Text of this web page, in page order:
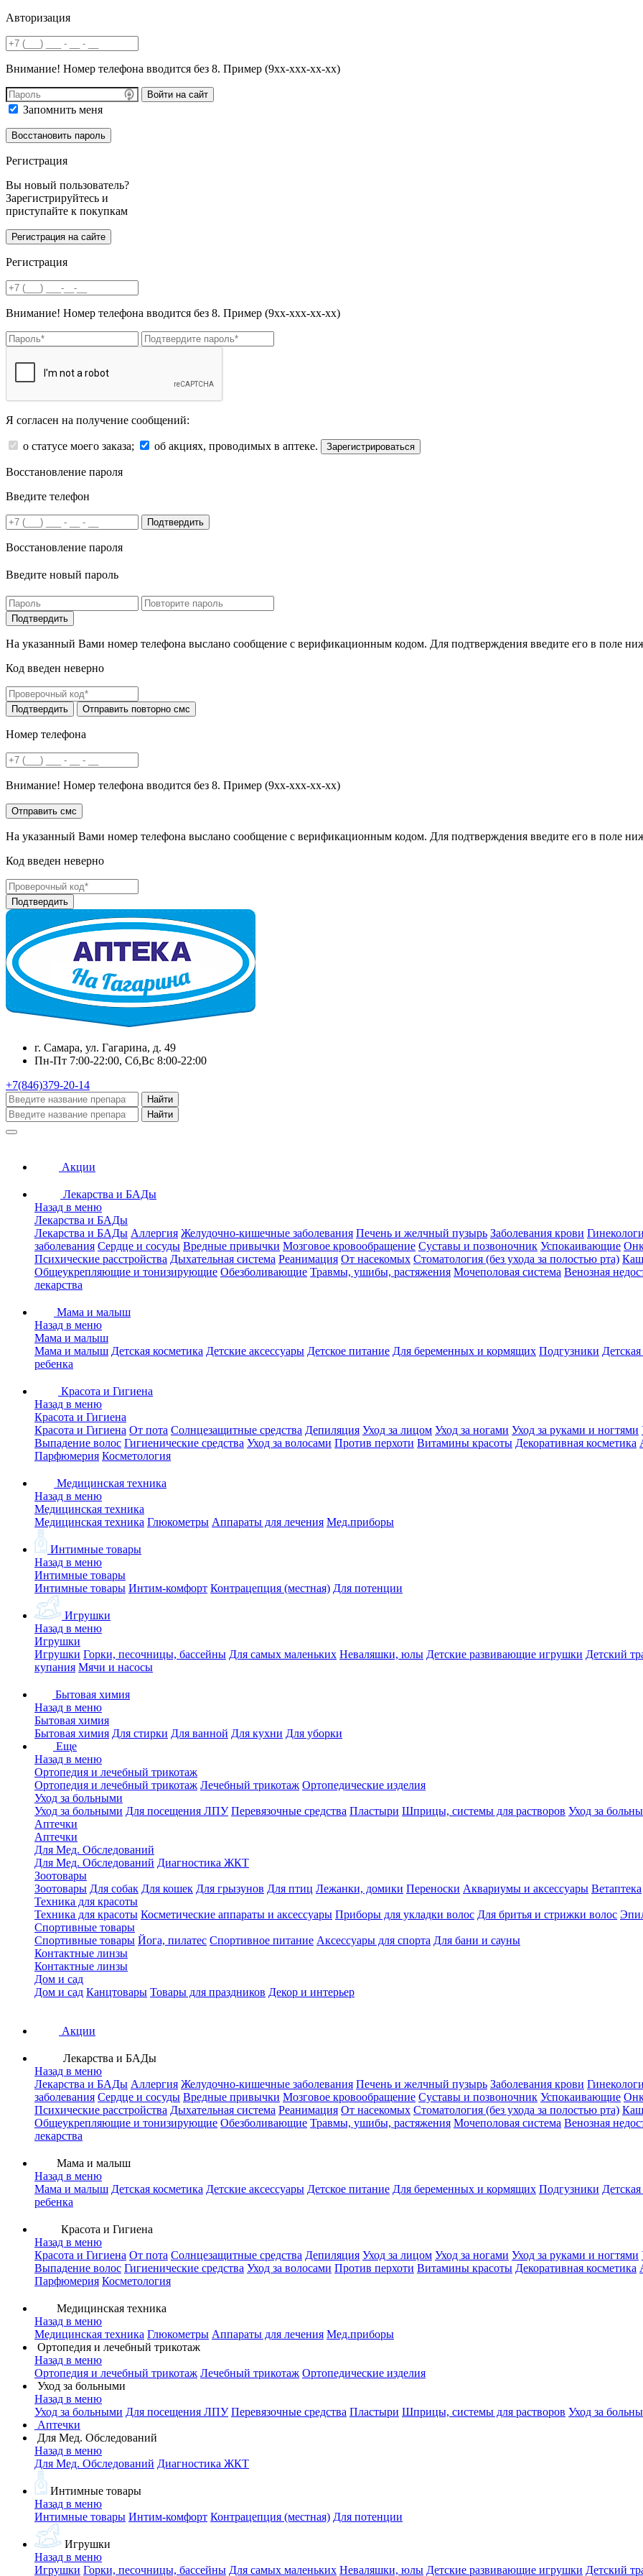
Авторизация
Внимание! Номер телефона вводится без 8. Пример (9хх-ххх-хх-хх)
Войти на сайт
Запомнить меня
Регистрация
Вы новый пользователь?
Зарегистрируйтесь и
приступайте к покупкам
Регистрация
Внимание! Номер телефона вводится без 8. Пример (9хх-ххх-хх-хх)
Я согласен на получение сообщений:
о статусе моего заказа; об акциях, проводимых в аптеке. Зарегистрироваться
Восстановление пароля
Введите телефон
Подтвердить
Восстановление пароля
Введите новый пароль
На указанный Вами номер телефона выслано сообщение с верификационным кодом. Для подтверждения введите его в поле
Код введен неверно
Номер телефона
Внимание! Номер телефона вводится без 8. Пример (9хх-ххх-хх-хх)
На указанный Вами номер телефона выслано сообщение с верификационным кодом. Для подтверждения введите его в поле
Код введен неверно
г. Самара, ул. Гагарина, д. 49
Пн-Пт 7:00-22:00, Сб,Вс 8:00-22:00
+7(846)379-20-14
Найти
Найти
Акции
Лекарства и БАДы
Назад в меню
Лекарства и БАДы
Лекарства и БАДы Аллергия Желудочно-кишечные заболевания Печень и желчный пузырь Заболевания крови
заболевания Сердце и сосуды Вредные привычки Мозговое кровообращение Суставы и позвоночник Успокаивающие
Психические расстройства Дыхательная система Реанимация От насекомых Стоматология (без ухода за полостью рта)
Общеукрепляющие и тонизирующие Обезболивающие Травмы, ушибы, растяжения Мочеполовая система Венозная
лекарства
Мама и малыш
Назад в меню
Мама и малыш
Мама и малыш Детская косметика Детские аксессуары Детское питание Для беременных и кормящих Подгузники
ребенка
Красота и Гигиена
Назад в меню
Красота и Гигиена
Красота и Гигиена От пота Солнцезащитные средства Депиляция Уход за лицом Уход за ногами Уход за руками и ногтями
Выпадение волос Гигиенические средства Уход за волосами Против перхоти Витамины красоты Декоративная косметика
Парфюмерия Косметология
Медицинская техника
Назад в меню
Медицинская техника
Медицинская техника Глюкометры Аппараты для лечения Мед.приборы
Интимные товары
Назад в меню
Интимные товары
Интимные товары Интим-комфорт Контрацепция (местная) Для потенции
Игрушки
Назад в меню
Игрушки
Игрушки Горки, песочницы, бассейны Для самых маленьких Неваляшки, юлы Детские развивающие игрушки Детский
купания Мячи и насосы
Бытовая химия
Назад в меню
Бытовая химия
Бытовая химия Для стирки Для ванной Для кухни Для уборки
Еще
Назад в меню
Ортопедия и лечебный трикотаж
Ортопедия и лечебный трикотаж Лечебный трикотаж Ортопедические изделия
Уход за больными
Уход за больными Для посещения ЛПУ Перевязочные средства Пластыри Шприцы, системы для растворов Уход за
Аптечки
Аптечки
Для Мед. Обследований
Для Мед. Обследований Диагностика ЖКТ
Зоотовары
Зоотовары Для собак Для кошек Для грызунов Для птиц Лежанки, домики Переноски Аквариумы и аксессуары Ветаптека
Техника для красоты
Техника для красоты Косметические аппараты и аксессуары Приборы для укладки волос Для бритья и стрижки волос
Спортивные товары
Спортивные товары Йога, пилатес Спортивное питание Аксессуары для спорта Для бани и сауны
Контактные линзы
Контактные линзы
Дом и сад
Дом и сад Канцтовары Товары для праздников Декор и интерьер
Акции
Лекарства и БАДы
Назад в меню
Лекарства и БАДы Аллергия Желудочно-кишечные заболевания Печень и желчный пузырь Заболевания крови
заболевания Сердце и сосуды Вредные привычки Мозговое кровообращение Суставы и позвоночник Успокаивающие
Психические расстройства Дыхательная система Реанимация От насекомых Стоматология (без ухода за полостью рта)
Общеукрепляющие и тонизирующие Обезболивающие Травмы, ушибы, растяжения Мочеполовая система Венозная
лекарства
Мама и малыш
Назад в меню
Мама и малыш Детская косметика Детские аксессуары Детское питание Для беременных и кормящих Подгузники
ребенка
Красота и Гигиена
Назад в меню
Красота и Гигиена От пота Солнцезащитные средства Депиляция Уход за лицом Уход за ногами Уход за руками и ногтями
Выпадение волос Гигиенические средства Уход за волосами Против перхоти Витамины красоты Декоративная косметика
Парфюмерия Косметология
Медицинская техника
Назад в меню
Медицинская техника Глюкометры Аппараты для лечения Мед.приборы
Ортопедия и лечебный трикотаж
Назад в меню
Ортопедия и лечебный трикотаж Лечебный трикотаж Ортопедические изделия
Уход за больными
Назад в меню
Уход за больными Для посещения ЛПУ Перевязочные средства Пластыри Шприцы, системы для растворов Уход за
Аптечки
Для Мед. Обследований
Назад в меню
Для Мед. Обследований Диагностика ЖКТ
Интимные товары
Назад в меню
Интимные товары Интим-комфорт Контрацепция (местная) Для потенции
Игрушки
Назад в меню
Игрушки Горки, песочницы, бассейны Для самых маленьких Неваляшки, юлы Детские развивающие игрушки Детский